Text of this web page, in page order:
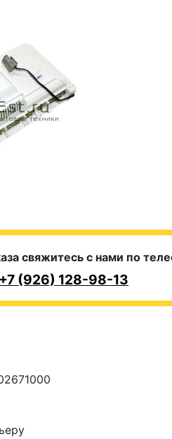
свяжитесь с нами по
+7 (926) 128-98-13